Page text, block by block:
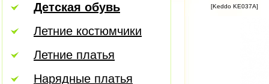
Детская обувь
Летние костюмчики
Летние платья
Нарядные платья
[Keddo KE037A]